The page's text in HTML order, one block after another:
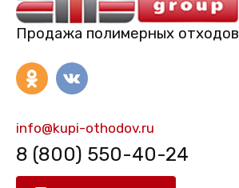
Продажа полимерных отходов
info@kupi-othodov.ru
8 (800) 550-40-24